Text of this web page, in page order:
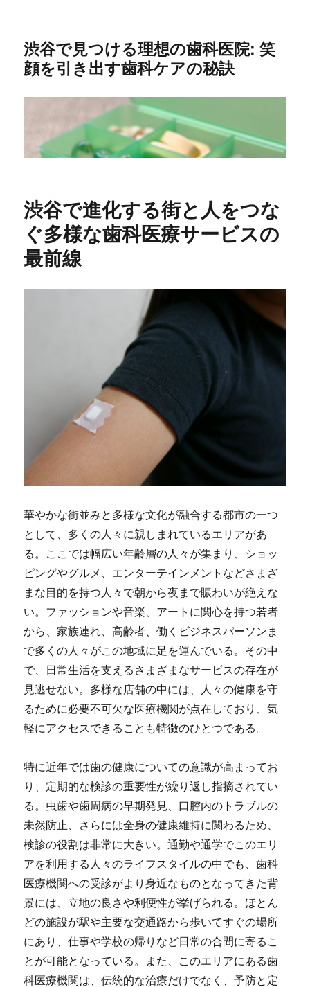
渋谷で見つける理想の歯科医院: 笑
顔を引き出す歯科ケアの秘訣
渋谷で進化する街と人をつな
ぐ多様な歯科医療サービスの
最前線
華やかな街並みと多様な文化が融合する都市の一つ
として、多くの人々に親しまれているエリアがあ
る。 ここでは幅広い年齢層の人々が集まり、ショッ
ピングやグルメ、エンターテインメントなどさまざ
まな目的を持つ人々で朝から夜まで賑わいが絶えな
い。ファッションや音楽、アートに関心を持つ若者
から、家族連れ、高齢者、働くビジネスパーソンま
で多くの人々がこの地域に足を運んでいる。その中
で、日常生活を支えるさまざまなサービスの存在が
見逃せない。多様な店舗の中には、人々の健康を守
るために必要不可欠な医療機関が点在しており、気
軽にアクセスできることも特徴のひとつである。
特に近年では歯の健康についての意識が高まってお
り、定期的な検診の重要性が繰り返し指摘されてい
る。虫歯や歯周病の早期発見、口腔内のトラブルの
未然防止、さらには全身の健康維持に関わるため、
検診の役割は非常に大きい。通勤や通学でこのエリ
アを利用する人々のライフスタイルの中でも、歯科
医療機関への受診がより身近なものとなってきた背
景には、立地の良さや利便性が挙げられる。ほとん
どの施設が駅や主要な交通路から歩いてすぐの場所
にあり、仕事や学校の帰りなど日常の合間に寄るこ
とが可能となっている。また、このエリアにある歯
科医療機関は、伝統的な治療だけでなく、予防と定